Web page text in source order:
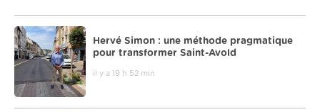
Hervé Simon : une méthode pragmatique
pour transformer Saint-Avold
il y a 19 h 52 min